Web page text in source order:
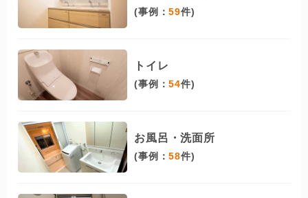
(事例：59件)
トイレ
(事例：54件)
お風呂・洗面所
(事例：58件)